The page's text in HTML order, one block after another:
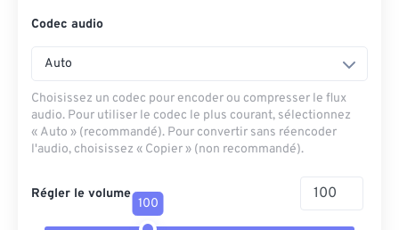
Codec audio
Auto
Choisissez un codec pour encoder ou compresser le flux
audio. Pour utiliser le codec le plus courant, sélectionnez
« Auto » (recommandé). Pour convertir sans réencoder
l'audio, choisissez « Copier » (non recommandé).
Régler le volume
100